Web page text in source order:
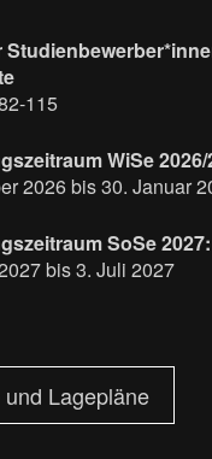
115
WiSe 2026/
2026 bis 30. Januar
SoSe 2027:
bis 3. Juli 2027
Lagepläne